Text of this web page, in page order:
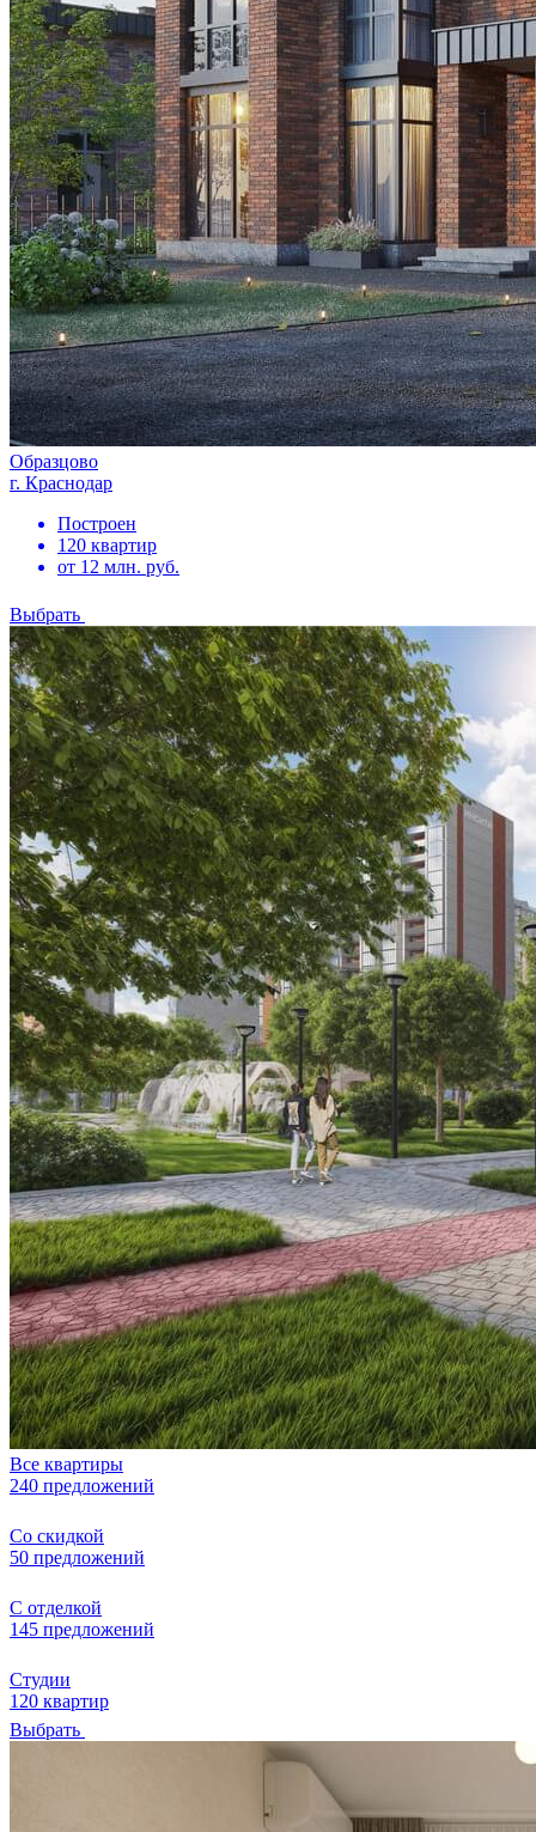
Образцово
г. Краснодар
Построен
120 квартир
от 12 млн. руб.
Выбрать
Все квартиры
240 предложений
Со скидкой
50 предложений
С отделкой
145 предложений
Студии
120 квартир
Выбрать